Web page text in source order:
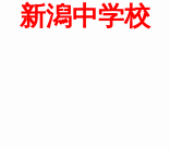
新潟中学校